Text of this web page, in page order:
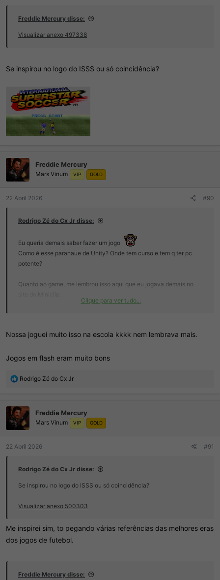
Freddie Mercury disse:
Visualizar anexo 497338
Se inspirou no logo do ISSS ou só coincidência?
Freddie Mercury
Mars Vinum VIP GOLD
22 Abril 2026 #90
Rodrigo Zé do Cx Jr disse:
Eu queria demais saber fazer um jogo
Como é esse paranaue de Unity? Onde tem curso e tem q ter pc
potente?
Quanto ao game, me lembrou isso aqui que eu jogava demais no
Clique para ver tudo...
Nossa joguei muito isso na escola kkkk nem lembrava mais.
Jogos em flash eram muito bons
R
ç
õ
e
s
Rodrigo Zé do Cx Jr
Freddie Mercury
Mars Vinum VIP GOLD
22 Abril 2026 #91
Rodrigo Zé do Cx Jr disse:
Se inspirou no logo do ISSS ou só coincidência?
Visualizar anexo 500303
Me inspirei sim, to pegando várias referências das melhores eras
dos jogos de futebol.
Freddie Mercury disse: